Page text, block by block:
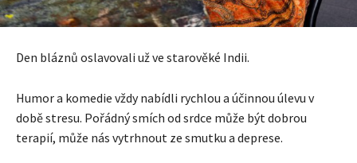
Den bláznů oslavovali už ve starověké Indii.
Humor a komedie vždy nabídli rychlou a účinnou úlevu v
době stresu. Pořádný smích od srdce může být dobrou
terapií, může nás vytrhnout ze smutku a deprese.